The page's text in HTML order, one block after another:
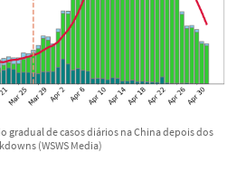
gradual de casos diários na China depois dos
(WSWS Media)